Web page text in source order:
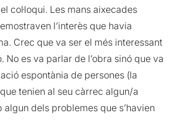
col·loqui. Les mans aixecades
l’interès que havia
Crec que va ser el més interessant
No es va parlar de l’obra sinó que va
espontània de persones (la
tenien al seu càrrec algun/a
algun dels problemes que s’havien